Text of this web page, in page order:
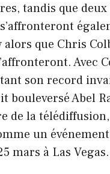
tandis que
que Chris
Avec
son record
bouleversé Abel
de la
un
mars à Las Vegas.